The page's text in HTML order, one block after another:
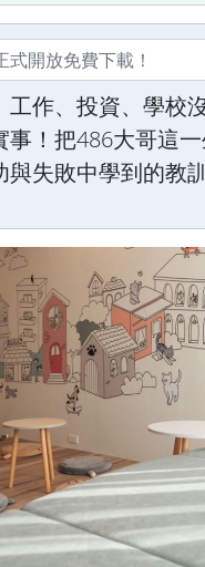
工作、投資、學校
事！把486大哥這
與失敗中學到的教